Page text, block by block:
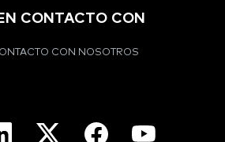
CONTACTO CON
CON NOSOTROS